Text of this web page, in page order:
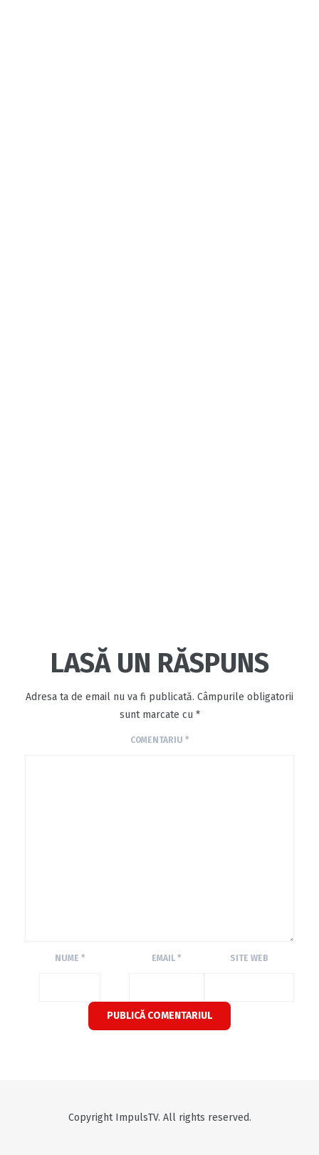
LASĂ UN RĂSPUNS
Adresa ta de email nu va fi publicată. Câmpurile obligatorii
sunt marcate cu *
COMENTARIU *
NUME * EMAIL* SITE WEB
Copyright ImpulsTV. All rights reserved.